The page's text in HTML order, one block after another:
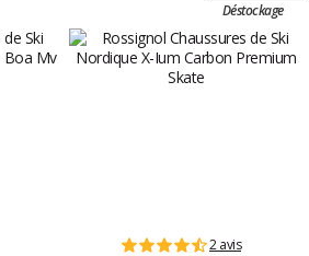
Déstockage
2 avis